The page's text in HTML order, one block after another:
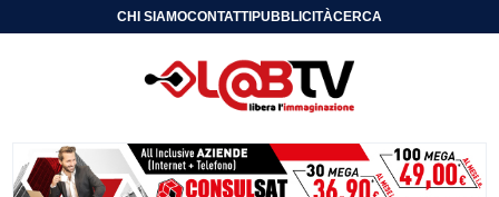
CHI SIAMOCONTATTIPUBBLICITÀCERCA